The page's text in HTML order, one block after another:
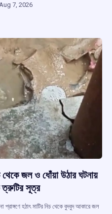
at
A
p
d
s
a
m
Aug 7, 2026
থেকে জল ও ধোঁয়া উঠার ঘটনায়
ত্রুটির সূত্র
হঠাৎ মাটির নিচ থেকে বুদবুদ আকারে জল